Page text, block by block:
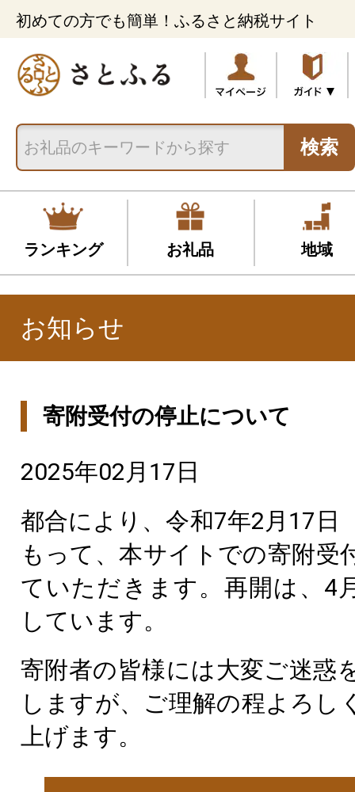
初めての方でも簡単！ふるさと納税サイト
検索
ランキング お礼品 地域
お知らせ
寄附受付の停止について
2025年02月17日
都合により、令和7年2月17日
もって、本サイトでの寄附受
ていただきます。再開は、4
しています。
寄附者の皆様には大変ご迷惑
しますが、ご理解の程よろし
上げます。